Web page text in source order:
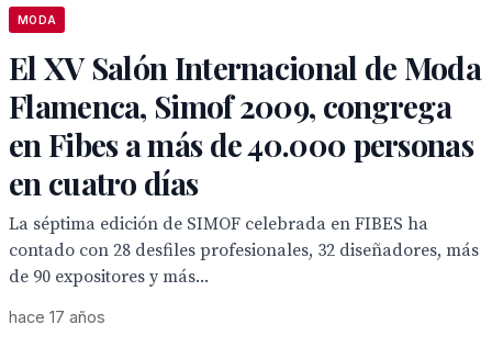
MODA
El XV Salón Internacional de Moda
Flamenca, Simof 2009, congrega
en Fibes a más de 40.000 personas
en cuatro días
La séptima edición de SIMOF celebrada en FIBES ha
contado con 28 desfiles profesionales, 32 diseñadores, más
de 90 expositores y más...
hace 17 años